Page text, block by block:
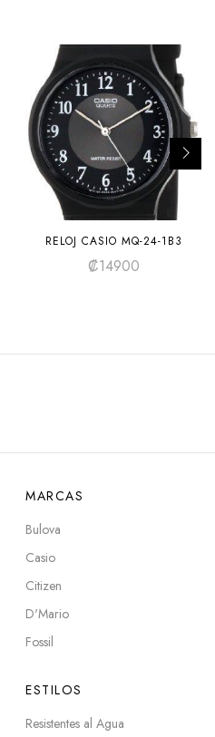
RELOJ CASIO MQ-24-1B3
₡14900
MARCAS
Bulova
Casio
Citizen
D'Mario
Fossil
ESTILOS
Resistentes al Agua